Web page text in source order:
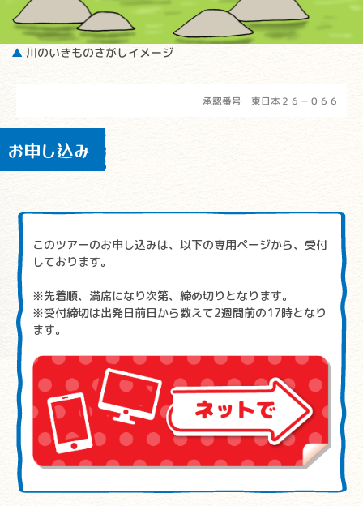
▲ 川のいきものさがしイメージ
承認番号 東日本２６－０６６
お申し込み
このツアーのお申し込みは、以下の専用ページから、受付
しております。
※先着順、満席になり次第、締め切りとなります。
※受付締切は出発日前日から数えて2週間前の17時となり
ます。